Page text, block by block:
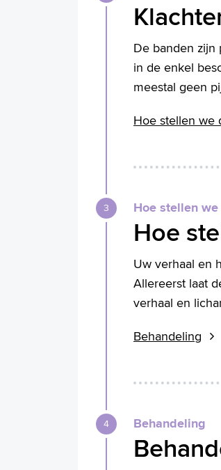
De banden
in de enkel
meestal geen
Hoe stellen we
Hoe stellen
Hoe
Uw verhaal en
Allereerst laat
verhaal en
Behandeling
Behandeling